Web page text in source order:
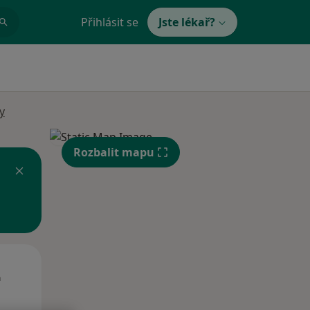
Přihlásit se Jste lékař?
Rozbalit mapu